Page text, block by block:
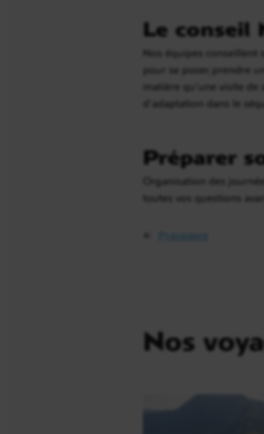
Le conseil
Nos équipes conseillent
pour se poser, prendre
matière qu’une visite
d’adaptation dans le
Préparer
Organisation des
toutes vos questions
←
Nos